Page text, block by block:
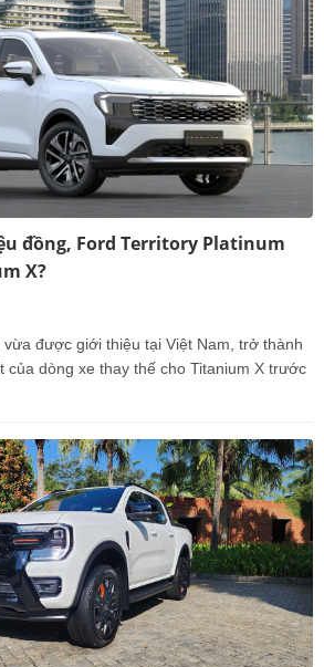
đồng, Ford Territory Platinum
X?
vừa được giới thiệu tại Việt Nam, trở thành
của dòng xe thay thế cho Titanium X trước